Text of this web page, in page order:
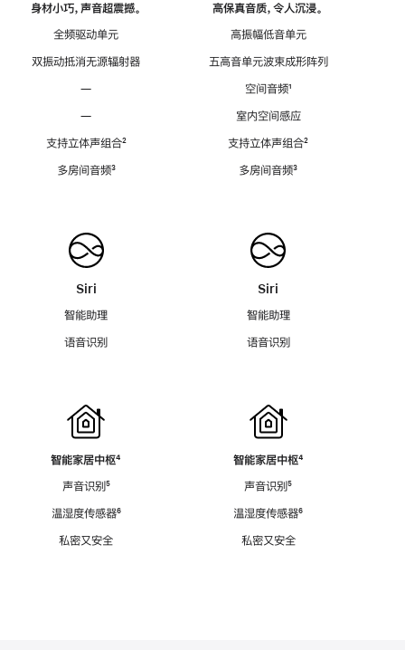
身材小巧，声音超震撼。
全频驱动单元
双振动抵消无源辐射器
—
—
支持立体声组合脚
²
多房间音频脚
³
Siri
智能助理
语音识别
智能家居中枢脚
⁴
声音识别脚
⁵
温湿度传感器脚
⁶
私密又安全
高保真音质，令人沉浸。
高振幅低音单元
五高音单元波束成形阵列
空间音频脚
¹
室内空间感应
支持立体声组合脚
²
多房间音频脚
³
Siri
智能助理
语音识别
智能家居中枢脚
⁴
声音识别脚
⁵
温湿度传感器脚
⁶
私密又安全